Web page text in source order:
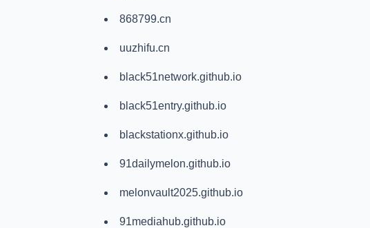
868799.cn
uuzhifu.cn
black51network.github.io
black51entry.github.io
blackstationx.github.io
91dailymelon.github.io
melonvault2025.github.io
91mediahub.github.io